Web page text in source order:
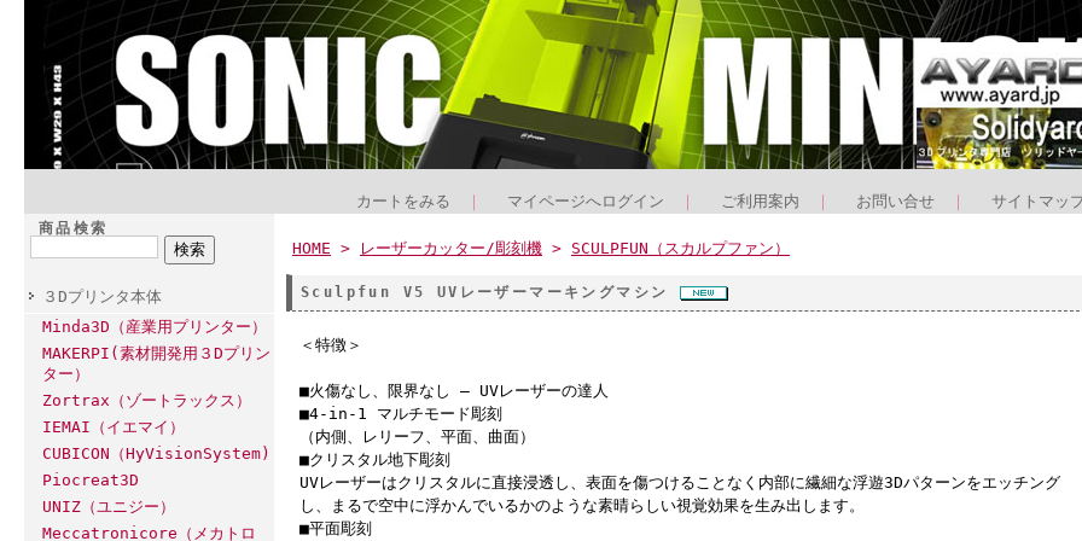
カートをみる マイページへログイン ご利用案内 お問い合せ サイトマッ
商品検索
３Dプリンタ本体
Minda3D（産業用プリンター）
MAKERPI(素材開発用３Dプリン
ター）
Zortrax（ゾートラックス）
IEMAI（イエマイ）
CUBICON（HyVisionSystem)
Piocreat3D
UNIZ（ユニジー）
Meccatronicore（メカトロ
HOME > レーザーカッター/彫刻機 > SCULPFUN（スカルプファン）
Sculpfun V5 UVレーザーマーキングマシン
＜特徴＞
■火傷なし、限界なし — UVレーザーの達人
■4-in-1 マルチモード彫刻
（内側、レリーフ、平面、曲面）
■クリスタル地下彫刻
UVレーザーはクリスタルに直接浸透し、表面を傷つけることなく内部に繊細な浮遊3Dパターンをエッチング
し、まるで空中に浮かんでいるかのような素晴らしい視覚効果を生み出します。
■平面彫刻